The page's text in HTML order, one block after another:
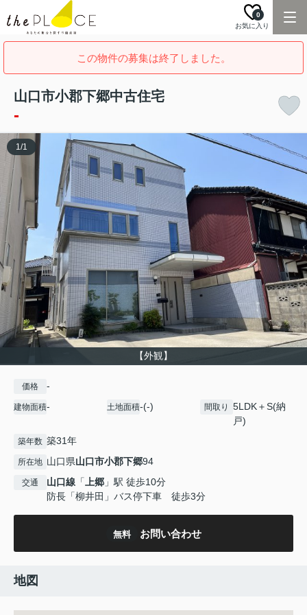
お気に入り
0
この物件の募集は終了しました。
山口市小郡下郷中古住宅
-
【外観】
1/1
価格 -
建物面積- 土地面積-(-) 間取り
5LDK＋S(納
戸)
築年数 築31年
所在地 山口県山口市小郡下郷94
交通 山口線 「上郷 」駅 徒歩10分
防長「柳井田」バス停下車 徒歩3分
無料 お問い合わせ
地図